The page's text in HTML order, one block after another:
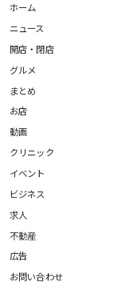
ホーム
ニュース
開店・閉店
グルメ
まとめ
お店
動画
クリニック
イベント
ビジネス
求人
不動産
広告
お問い合わせ